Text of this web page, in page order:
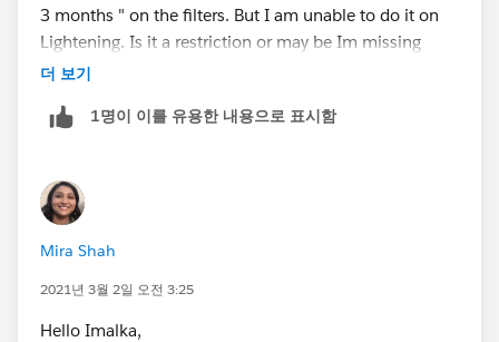
3 months " on the filters. But I am unable to do it on
Lightening. Is it a restriction or may be Im missing
something
더 보기
1명이 이를 유용한 내용으로 표시함
Mira Shah
2021년 3월 2일 오전 3:25
Hello Imalka,